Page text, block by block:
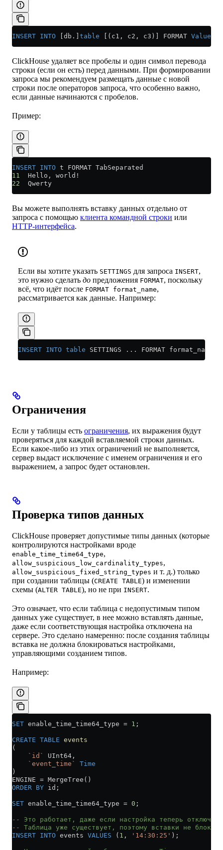
INSERT INTO [db.] table [(c1, c2, c3)] FORMAT Values
ClickHouse удаляет все пробелы и один символ перевода
строки (если он есть) перед данными. При формировании
запроса мы рекомендуем размещать данные с новой
строки после операторов запроса, что особенно важно,
если данные начинаются с пробелов.
Пример:
INSERT INTO t FORMAT TabSeparated
11
  Hello, world!
22
  Qwerty
Вы можете выполнять вставку данных отдельно от
запроса с помощью клиента командной строки или
HTTP-интерфейса.
Если вы хотите указать SETTINGS для запроса INSERT,
это нужно сделать до предложения FORMAT, поскольку
всё, что идёт после FORMAT format_name,
рассматривается как данные. Например:
INSERT INTO table SETTINGS ... FORMAT format_name
Ограничения
Если у таблицы есть ограничения, их выражения будут
проверяться для каждой вставляемой строки данных.
Если какое-либо из этих ограничений не выполняется,
сервер выдаст исключение с именем ограничения и его
выражением, а запрос будет остановлен.
Проверка типов данных
ClickHouse проверяет допустимые типы данных (которые
контролируются настройками вроде
enable_time_time64_type,
allow_suspicious_low_cardinality_types,
allow_suspicious_fixed_string_types и т. д.) только
при создании таблицы (CREATE TABLE) и изменении
схемы (ALTER TABLE), но не при INSERT.
Это означает, что если таблица с недопустимым типом
данных уже существует, в нее можно вставлять данные,
даже если соответствующая настройка отключена на
сервере. Это сделано намеренно: после создания таблицы
вставка не должна блокироваться настройками,
управляющими созданием типов.
Например:
SET enable_time_time64_type = 1 ;
CREATE TABLE events
(
    `id`
UInt64,
    `event_time`
Time
)
ENGINE = MergeTree()
ORDER BY id;
SET enable_time_time64_type = 0 ;
-- Это работает, даже если настройка теперь
-- Таблица уже существует, поэтому вставки не
INSERT INTO events VALUES ( 1 , '14:30:25' );